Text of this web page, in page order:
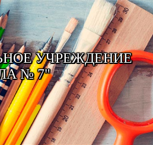
УЧРЕЖДЕНИЕ
№ 7"